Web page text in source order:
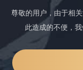
尊敬的用户，由于相
此造成的不便，